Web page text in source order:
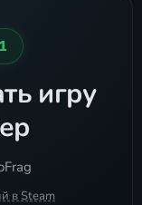
игру
в Steam